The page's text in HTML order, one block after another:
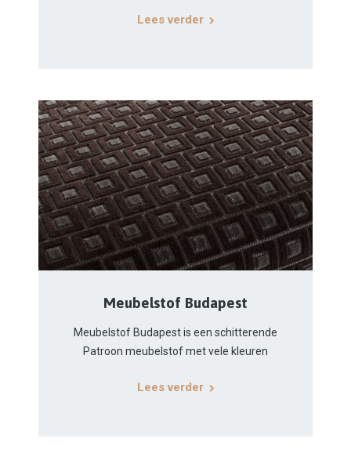
Lees verder
Meubelstof Budapest
Meubelstof Budapest is een schitterende
Patroon meubelstof met vele kleuren
Lees verder